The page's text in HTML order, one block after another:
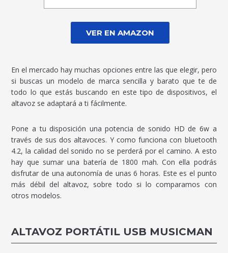
VER EN AMAZON
En el mercado hay muchas opciones entre las que elegir, pero
si buscas un modelo de marca sencilla y barato que te de
todo lo que estás buscando en este tipo de dispositivos, el
altavoz se adaptará a ti fácilmente.
Pone a tu disposición una potencia de sonido HD de 6w a
través de sus dos altavoces. Y como funciona con bluetooth
4.2, la calidad del sonido no se perderá por el camino. A esto
hay que sumar una batería de 1800 mah. Con ella podrás
disfrutar de una autonomía de unas 6 horas. Este es el punto
más débil del altavoz, sobre todo si lo comparamos con
otros modelos.
ALTAVOZ PORTÁTIL USB MUSICMAN